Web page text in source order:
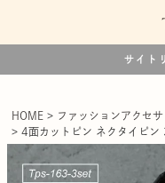
サイト
HOME ファッションアクセサ
4面カットピン ネクタイピ